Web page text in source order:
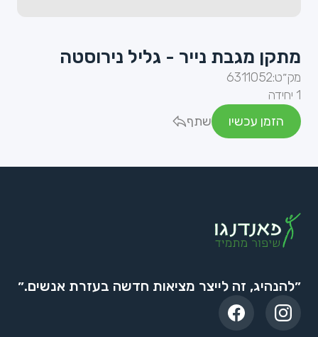
מתקן מגבת נייר - גליל נירוסטה
מק״ט:6311052
1 יחידה
הזמן עכשיו
שתף
״להנהיג, זה לייצר מציאות חדשה בעזרת אנשים.״